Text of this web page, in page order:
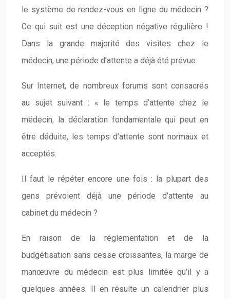
le système de rendez-vous en ligne du médecin ?
Ce qui suit est une déception négative régulière !
Dans la grande majorité des visites chez le
médecin, une période d’attente a déjà été prévue.
Sur Internet, de nombreux forums sont consacrés
au sujet suivant : « le temps d’attente chez le
médecin, la déclaration fondamentale qui peut en
être déduite, les temps d’attente sont normaux et
acceptés.
Il faut le répéter encore une fois : la plupart des
gens prévoient déjà une période d’attente au
cabinet du médecin ?
En raison de la réglementation et de la
budgétisation sans cesse croissantes, la marge de
manœuvre du médecin est plus limitée qu’il y a
quelques années. Il en résulte un calendrier plus